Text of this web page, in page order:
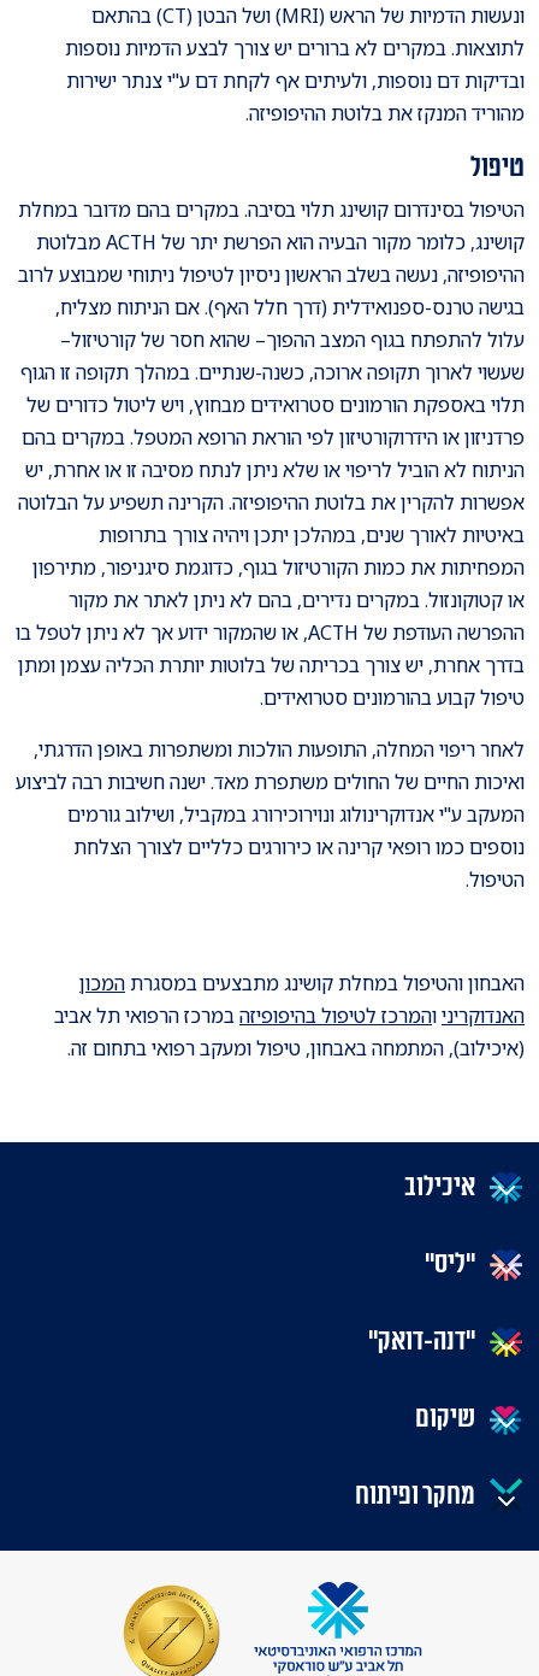
ונעשות הדמיות של הראש (MRI) ושל הבטן (CT) בהתאם
לתוצאות. במקרים לא ברורים יש צורך לבצע הדמיות נוספות
ובדיקות דם נוספות, ולעיתים אף לקחת דם ע"י צנתר ישירות
מהוריד המנקז את בלוטת ההיפופיזה.
טיפול
הטיפול בסינדרום קושינג תלוי בסיבה. במקרים בהם מדובר במחלת
קושינג, כלומר מקור הבעיה הוא הפרשת יתר של ACTH מבלוטת
ההיפופיזה, נעשה בשלב הראשון ניסיון לטיפול ניתוחי שמבוצע לרוב
בגישה טרנס-ספנואידלית (דרך חלל האף). אם הניתוח מצליח,
עלול להתפתח בגוף המצב ההפוך– שהוא חסר של קורטיזול–
שעשוי לארוך תקופה ארוכה, כשנה-שנתיים. במהלך תקופה זו הגוף
תלוי באספקת הורמונים סטרואידים מבחוץ, ויש ליטול כדורים של
פרדניזון או הידרוקורטיזון לפי הוראת הרופא המטפל. במקרים בהם
הניתוח לא הוביל לריפוי או שלא ניתן לנתח מסיבה זו או אחרת, יש
אפשרות להקרין את בלוטת ההיפופיזה. הקרינה תשפיע על הבלוטה
באיטיות לאורך שנים, במהלכן יתכן ויהיה צורך בתרופות
המפחיתות את כמות הקורטיזול בגוף, כדוגמת סיגניפור, מתירפון
או קטוקונזול. במקרים נדירים, בהם לא ניתן לאתר את מקור
ההפרשה העודפת של ACTH, או שהמקור ידוע אך לא ניתן לטפל בו
בדרך אחרת, יש צורך בכריתה של בלוטות יותרת הכליה עצמן ומתן
טיפול קבוע בהורמונים סטרואידים.
לאחר ריפוי המחלה, התופעות הולכות ומשתפרות באופן הדרגתי,
ואיכות החיים של החולים משתפרת מאד. ישנה חשיבות רבה לביצוע
המעקב ע"י אנדוקרינולוג ונוירוכירורג במקביל, ושילוב גורמים
נוספים כמו רופאי קרינה או כירורגים כלליים לצורך הצלחת
הטיפול.
האבחון והטיפול במחלת קושינג מתבצעים במסגרתהמכון
האנדוקריניוהמרכז לטיפול בהיפופיזהבמרכז הרפואי תל אביב
(איכילוב), המתמחה באבחון, טיפול ומעקב רפואי בתחום זה.
איכילוב
"ליס"
"דנה-דואק"
שיקום
מחקר ופיתוח